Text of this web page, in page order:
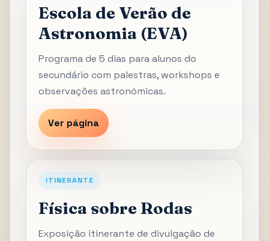
Escola de Verão de
Astronomia (EVA)
Programa de 5 dias para alunos do
secundário com palestras, workshops e
observações astronómicas.
Ver página
ITINERANTE
Física sobre Rodas
Exposição itinerante de divulgação de